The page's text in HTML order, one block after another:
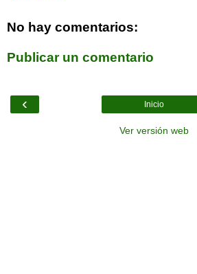
No hay comentarios:
Publicar un comentario
‹ Inicio
Ver versión web